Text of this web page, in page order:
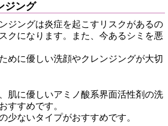
ジング
ジングは炎症を起こすリスクがあるの
クになります。また、今あるシミを悪
めに優しい洗顔やクレンジングが大切
肌に優しいアミノ酸系界面活性剤の洗
すすめです。
少ないタイプがおすすめです。